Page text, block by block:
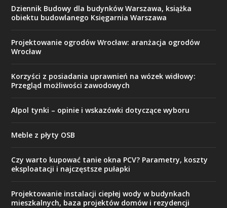
Dziennik Budowy dla budynków Warszawa, książka
obiektu budowlanego Księgarnia Warszawa
Projektowanie ogrodów Wrocław: aranżacja ogrodów
Wrocław
Korzyści z posiadania uprawnień na wózek widłowy:
Przegląd możliwości zawodowych
Alpol tynki – opinie i wskazówki dotyczące wyboru
Meble z płyty OSB
Czy warto kupować tanie okna PCV? Parametry, koszty
eksploatacji i najczęstsze pułapki
Projektowanie instalacji ciepłej wody w budynkach
mieszkalnych, baza projektów domów i rezydencji